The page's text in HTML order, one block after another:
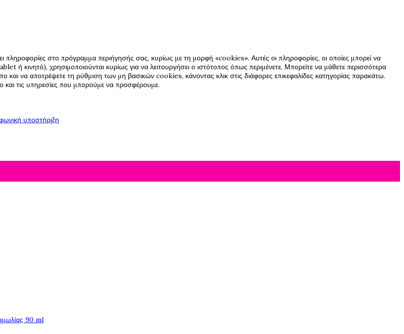
πληροφορίες στο πρόγραμμα περιήγησής σας, κυρίως με τη μορφή «cookies». Αυτές οι πληροφορίες, οι οποίες μπορεί να
ή κινητό), χρησιμοποιούνται κυρίως για να λειτουργήσει ο ιστότοπος όπως περιμένετε. Μπορείτε να μάθετε περισσότερα
και να αποτρέψετε τη ρύθμιση των μη βασικών cookies, κάνοντας κλικ στις διάφορες επικεφαλίδες κατηγορίας παρακάτω.
και τις υπηρεσίες που μπορούμε να προσφέρουμε.
υποστήριξη
90 ml